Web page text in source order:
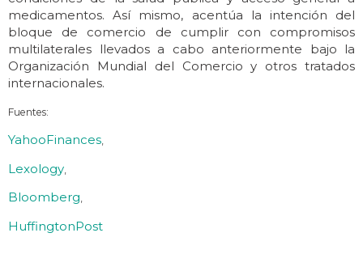
medicamentos. Así mismo, acentúa la intención del
bloque de comercio de cumplir con compromisos
multilaterales llevados a cabo anteriormente bajo la
Organización Mundial del Comercio y otros tratados
internacionales.
Fuentes:
YahooFinances,
Lexology
Bloomberg,
HuffingtonPost